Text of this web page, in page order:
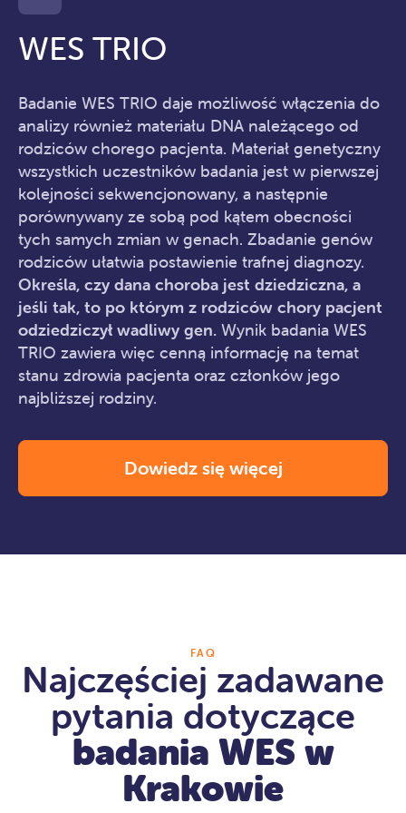
WES TRIO
Badanie WES TRIO daje możliwość włączenia do
analizy również materiału DNA należącego od
rodziców chorego pacjenta. Materiał genetyczny
wszystkich uczestników badania jest w pierwszej
kolejności sekwencjonowany, a następnie
porównywany ze sobą pod kątem obecności
tych samych zmian w genach. Zbadanie genów
rodziców ułatwia postawienie trafnej diagnozy.
Określa, czy dana choroba jest dziedziczna, a
jeśli tak, to po którym z rodziców chory pacjent
odziedziczył wadliwy gen. Wynik badania WES
TRIO zawiera więc cenną informację na temat
stanu zdrowia pacjenta oraz członków jego
najbliższej rodziny.
Dowiedz się więcej
FAQ
Najczęściej zadawane
pytania dotyczące
badania WES w
Krakowie